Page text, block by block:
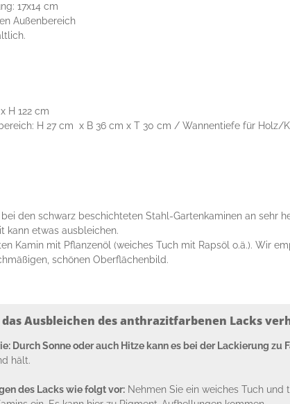
17x14 cm
Außenbereich
H 122 cm
H 27 cm x B 36 cm x T 30 cm / Wannentiefe für Holz/
den schwarz beschichteten Stahl-Gartenkaminen an sehr
kann etwas ausbleichen.
Kamin mit Pflanzenöl (weiches Tuch mit Rapsöl o.ä.). Wir
schönen Oberflächenbild.
Ausbleichen des anthrazitfarbenen Lacks
Durch Sonne oder auch Hitze kann es bei der Lackierung zu
hält.
des Lacks wie folgt vor: Nehmen Sie ein weiches Tuch